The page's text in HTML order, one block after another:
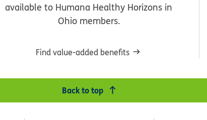
available to Humana Healthy Horizons in
Ohio members.
Find value-added benefits
Back to top